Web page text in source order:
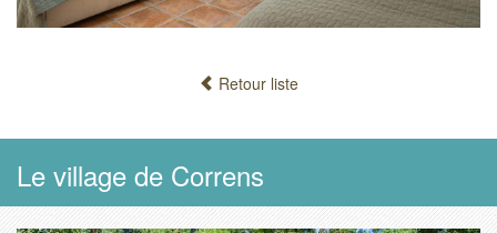
Retour liste
Le village de Correns